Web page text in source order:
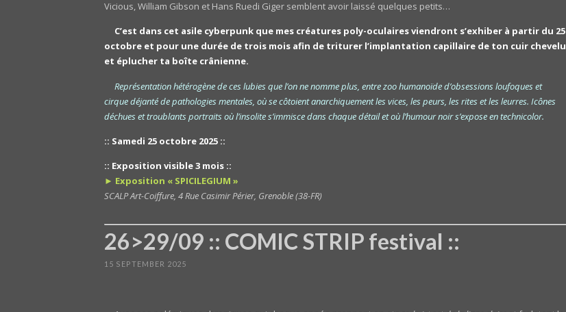
Vicious, William Gibson et Hans Ruedi Giger semblent avoir laissé quelques petits…
C’est dans cet asile cyberpunk que mes créatures poly-oculaires viendront s’exhiber à partir du 25
octobre et pour une durée de trois mois afin de triturer l’implantation capillaire de ton cuir chevelu
et éplucher ta boîte crânienne.
Représentation hétérogène de ces lubies que l’on ne nomme plus, entre zoo humanoïde d’obsessions loufoques et
cirque déjanté de pathologies mentales, où se côtoient anarchiquement les vices, les peurs, les rites et les leurres. Icônes
déchues et troublants portraits où l’insolite s’immisce dans chaque détail et où l’humour noir s’expose en technicolor.
:: Samedi 25 octobre 2025 ::
:: Exposition visible 3 mois ::
► Exposition « SPICILEGIUM »
SCALP Art-Coiffure, 4 Rue Casimir Périer, Grenoble (38-FR)
26>29/09 :: COMIC STRIP festival ::
15 SEPTEMBER 2025